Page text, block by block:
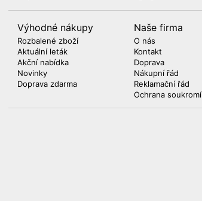
Výhodné nákupy
Rozbalené zboží
Aktuální leták
Akční nabídka
Novinky
Doprava zdarma
Naše firma
O nás
Kontakt
Doprava
Nákupní řád
Reklamační řád
Ochrana soukromí